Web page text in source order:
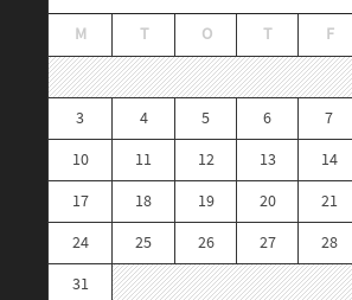
M T O T F
3
4 5 6 7
10
11 12 13 14
17
18 19 20 21
24
25 26 27 28
31